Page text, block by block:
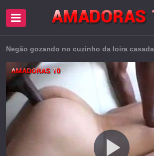
Negão gozando no cuzinho da loira casada